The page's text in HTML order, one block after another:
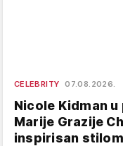
CELEBRITY 07.08.2026.
Nicole Kidman
Marije Grazije
inspirisan